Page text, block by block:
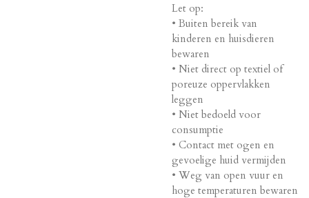
Let op:
• Buiten bereik van
kinderen en huisdieren
bewaren
• Niet direct op textiel of
poreuze oppervlakken
leggen
• Niet bedoeld voor
consumptie
• Contact met ogen en
gevoelige huid vermijden
• Weg van open vuur en
hoge temperaturen bewaren